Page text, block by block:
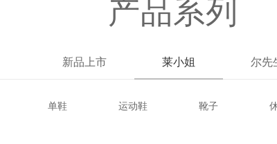
产品系列
新品上市 莱小姐 尔先
单鞋 运动鞋 靴子